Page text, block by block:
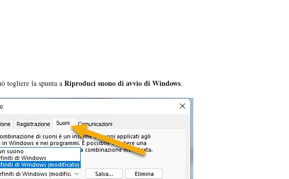
togliere la spunta a Riproduci suono di avvio di Windows.